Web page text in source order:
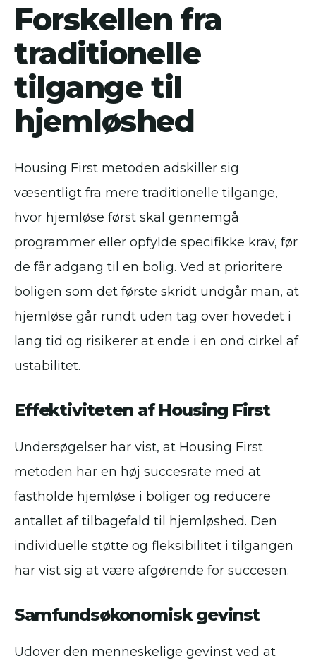
Forskellen fra
traditionelle
tilgange til
hjemløshed
Housing First metoden adskiller sig
væsentligt fra mere traditionelle tilgange,
hvor hjemløse først skal gennemgå
programmer eller opfylde specifikke krav, før
de får adgang til en bolig. Ved at prioritere
boligen som det første skridt undgår man, at
hjemløse går rundt uden tag over hovedet i
lang tid og risikerer at ende i en ond cirkel af
ustabilitet.
Effektiviteten af Housing First
Undersøgelser har vist, at Housing First
metoden har en høj succesrate med at
fastholde hjemløse i boliger og reducere
antallet af tilbagefald til hjemløshed. Den
individuelle støtte og fleksibilitet i tilgangen
har vist sig at være afgørende for succesen.
Samfundsøkonomisk gevinst
Udover den menneskelige gevinst ved at